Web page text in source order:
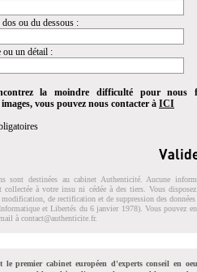
ou du dessous :
ou un détail :
la moindre difficulté pour nous
vous pouvez nous contacter à ICI
sont destinées au cabinet Authenticité. Aucune
collectée à votre insu ni cédée à des tiers. Vous
de rectification et de suppression des
et Libertés du 6 janvier 1978). Vous pouvez
à contact@authenticite.fr.
le premier cabinet européen d'experts conseil en